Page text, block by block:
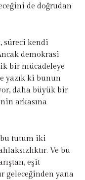
de doğrudan
süreci kendi
demokrasi
bir mücadeleye
yazık ki bunun
daha büyük bir
arkasına
bu tutum iki
Ve bu
eşit
geleceğinden yana